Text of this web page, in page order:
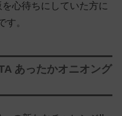
心待ちにしていた方に
す。
あったかオニオング